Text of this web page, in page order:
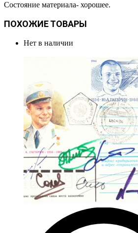
Состояние материала- хорошее.
ПОХОЖИЕ ТОВАРЫ
Нет в наличии